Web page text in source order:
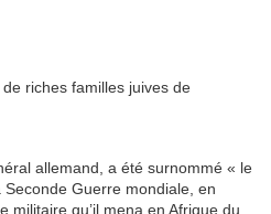
riches familles juives de
allemand, a été surnommé « le
Guerre mondiale, en
militaire qu’il mena en Afrique du